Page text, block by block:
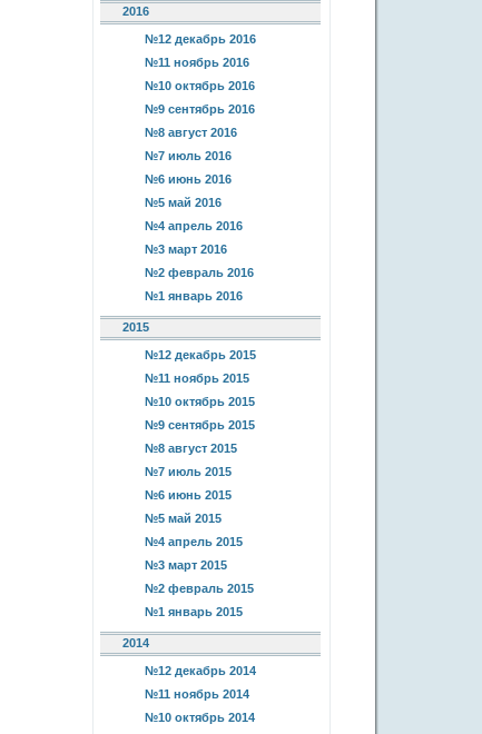
2016
№12 декабрь 2016
№11 ноябрь 2016
№10 октябрь 2016
№9 сентябрь 2016
№8 август 2016
№7 июль 2016
№6 июнь 2016
№5 май 2016
№4 апрель 2016
№3 март 2016
№2 февраль 2016
№1 январь 2016
2015
№12 декабрь 2015
№11 ноябрь 2015
№10 октябрь 2015
№9 сентябрь 2015
№8 август 2015
№7 июль 2015
№6 июнь 2015
№5 май 2015
№4 апрель 2015
№3 март 2015
№2 февраль 2015
№1 январь 2015
2014
№12 декабрь 2014
№11 ноябрь 2014
№10 октябрь 2014